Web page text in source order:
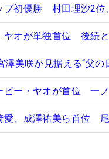
プ初優勝 村田理沙2位
ヤオが単独首位 後続
美咲が見据える“父の
ビー・ヤオが首位 一
愛、成澤祐美ら首位